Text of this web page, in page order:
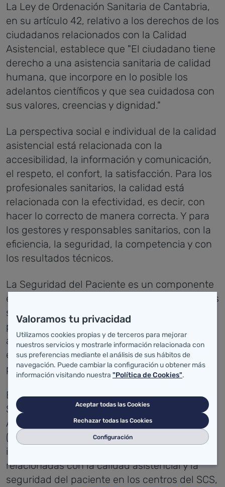
La Ley de Ordenación Sanitaria de Cantabria,
en su artículo 42, relativo a los derechos de los
ciudadanos relacionados con la Calidad
Asistencial, establece que "El ciudadano tiene
derecho a una asistencia sanitaria de calidad
humana, que incorpore en lo posible los
adelantos científicos y que sea cuidadosa con
sus valores, creencias y dignidad."
La perspectiva social e individual de la calidad
asistencial está relacionada con la
accesibilidad, la información y comunicación,
el respeto, el confort, la satisfacción. Para los
profesionales sanitarios, la calidad está
relacionada con la efectividad, es decir, con
hacer lo correcto de manera correcta. Y para
los gestores y responsables sanitarios, con la
eficiencia, la seguridad, la competencia y con
los resultados técnicos.
La Seguridad del Paciente es un componente
esencial de la calidad asistencial. Los sistemas
sanitarios deben establecer medidas que
permitan prevenir los errores y los efectos
adversos evitables en la práctica clínica y, de
este modo, controlar y minimizar los riesgos
para el paciente.
El Área de Calidad Asistencial de la
Subdirección de Desarrollo y Calidad
Asistencial del Servicio Cántabro de Salud
(SCS), tiene como misión planificar,
implementar y evaluar las estrategias
relacionadas con la calidad asistencial y la
seguridad del paciente en los centros del SCS,
Valoramos tu privacidad
Utilizamos cookies propias y de terceros para mejorar
nuestros servicios y mostrarle información relacionada con
sus preferencias mediante el análisis de sus hábitos de
navegación. Puede cambiar la configuración u obtener más
información visitando nuestra "Política de Cookies".
Aceptar todas las Cookies
Rechazar todas las Cookies
Configuración